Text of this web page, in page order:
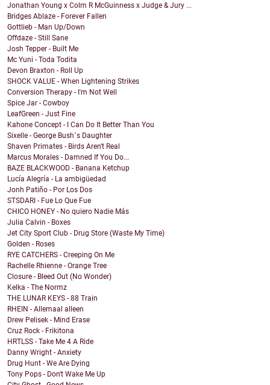
Jonathan Young x Colm R McGuinness x Judge & Jury ...
Bridges Ablaze - Forever Fallen
Gottlieb - Man Up/Down
Offdaze - Still Sane
Josh Tepper - Built Me
Mc Yuni - Toda Todita
Devon Braxton - Roll Up
SHOCK VALUE - When Lightening Strikes
Conversion Therapy - I'm Not Well
Spice Jar - Cowboy
LeafGreen - Just Fine
Kahone Concept - I Can Do It Better Than You
Sixelle - George Bush´s Daughter
Shaven Primates - Birds Aren't Real
Marcus Morales - Damned If You Do...
BAZE BLACKWOOD - Banana Ketchup
Lucía Alegría - La ambigüedad
Jonh Patiño - Por Los Dos
STSDARI - Fue Lo Que Fue
CHICO HONEY - No quiero Nadie Más
Julia Calvin - Boxes
Jet City Sport Club - Drug Store (Waste My Time)
Golden - Roses
RYE CATCHERS - Creeping On Me
Rachelle Rhienne - Orange Tree
Closure - Bleed Out (No Wonder)
Kelka - The Normz
THE LUNAR KEYS - 88 Train
RHEIN - Allemaal alleen
Drew Pelisek - Mind Erase
Cruz Rock - Frikitona
HRTLSS - Take Me 4 A Ride
Danny Wright - Anxiety
Drug Hunt - We Are Dying
Tony Pops - Don't Wake Me Up